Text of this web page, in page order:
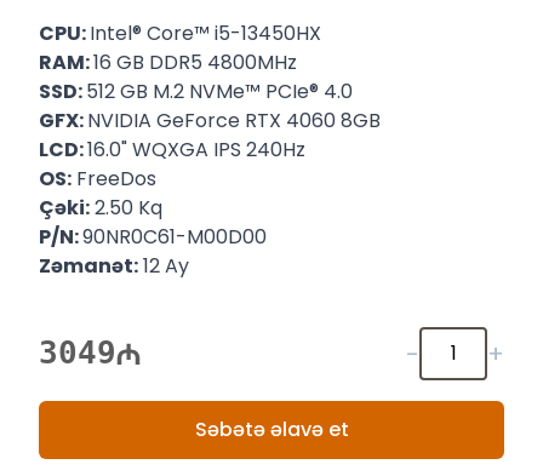
CPU:Intel® Core™ i5-13450HX
RAM:16 GB DDR5 4800MHz
SSD:512 GB M.2 NVMe™ PCIe® 4.0
GFX:NVIDIA GeForce RTX 4060 8GB
LCD:16.0" WQXGA IPS 240Hz
OS: FreeDos
Çəki:2.50 Kq
P/N:90NR0C61-M00D00
Zəmanət:12 Ay
3049 - +
Səbətə əlavə et